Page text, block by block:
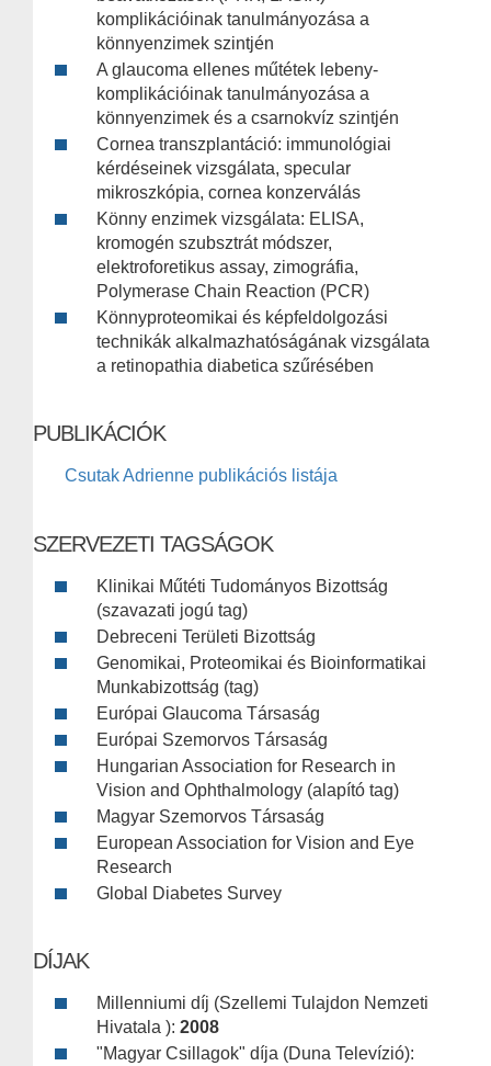
komplikációinak tanulmányozása a
könnyenzimek szintjén
A glaucoma ellenes műtétek lebeny-
komplikációinak tanulmányozása a
könnyenzimek és a csarnokvíz szintjén
Cornea transzplantáció: immunológiai
kérdéseinek vizsgálata, specular
mikroszkópia, cornea konzerválás
Könny enzimek vizsgálata: ELISA,
kromogén szubsztrát módszer,
elektroforetikus assay, zimográfia,
Polymerase Chain Reaction (PCR)
Könnyproteomikai és képfeldolgozási
technikák alkalmazhatóságának vizsgálata
a retinopathia diabetica szűrésében
PUBLIKÁCIÓK
Csutak Adrienne publikációs listája
SZERVEZETI TAGSÁGOK
Klinikai Műtéti Tudományos Bizottság
(szavazati jogú tag)
Debreceni Területi Bizottság
Genomikai, Proteomikai és Bioinformatikai
Munkabizottság (tag)
Európai Glaucoma Társaság
Európai Szemorvos Társaság
Hungarian Association for Research in
Vision and Ophthalmology (alapító tag)
Magyar Szemorvos Társaság
European Association for Vision and Eye
Research
Global Diabetes Survey
DÍJAK
Millenniumi díj (Szellemi Tulajdon Nemzeti
Hivatala ): 2008
"Magyar Csillagok" díja (Duna Televízió):